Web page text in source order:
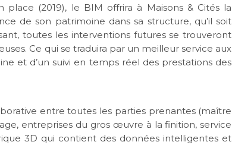
place (2019), le BIM offrira à Maisons & Cités la
de son patrimoine dans sa structure, qu’il soit
toutes les interventions futures se trouveront
Ce qui se traduira par un meilleur service aux
et d’un suivi en temps réel des prestations des
entre toutes les parties prenantes (maître
entreprises du gros œuvre à la finition, service
3D qui contient des données intelligentes et